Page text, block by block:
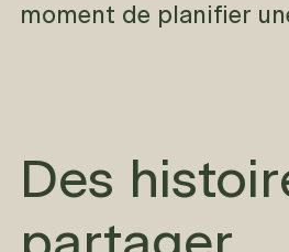
moment de planifier
Des